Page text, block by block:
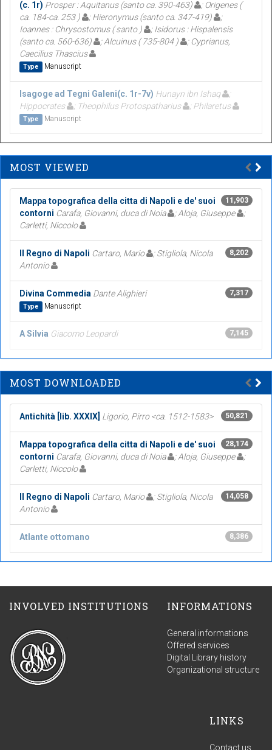
(c. 1r) Prosper : Aquitanus (santo ca. 390-463)
; Origenes (
ca. 184-ca. 253 )
; Hieronymus (santo ca. 347-419)
;
Ioannes : Chrysostomus ( santo )
; Isidorus : Hispalensis
(santo ca. 560-636)
; Alcuinus ( 735-804 )
; Cyprianus,
Caecilius Thascius
Type Manuscript
Isagoge ad Tegni Galeni(c. 1r-7v) Hunayn ibn Ishaq
Hippocrates
; Theophilus Protospatharius ; Philaretus
Type Manuscript
MOST VIEWED
11,903
Mappa topografica della citta di Napoli e de' suoi
contorni Carafa, Giovanni, duca di Noia ; Aloja, Giuseppe
;
Carletti, Niccolo
8,202
Il Regno di Napoli Cartaro, Mario
; Stigliola, Nicola
Antonio
7,317
Divina Commedia Dante Alighieri
Type Manuscript
7,145
A Silvia Giacomo Leopardi
MOST DOWNLOADED
50,821
Antichità [lib. XXXIX] Ligorio, Pirro <ca. 1512-1583>
28,174
Mappa topografica della citta di Napoli e de' suoi
contorni Carafa, Giovanni, duca di Noia ; Aloja, Giuseppe
;
Carletti, Niccolo
14,058
Il Regno di Napoli Cartaro, Mario
; Stigliola, Nicola
Antonio
8,386
Atlante ottomano
INVOLVED INSTITUTIONS INFORMATIONS
General informations
Offered services
Digital Library history
Organizational structure
LINKS
Contact us